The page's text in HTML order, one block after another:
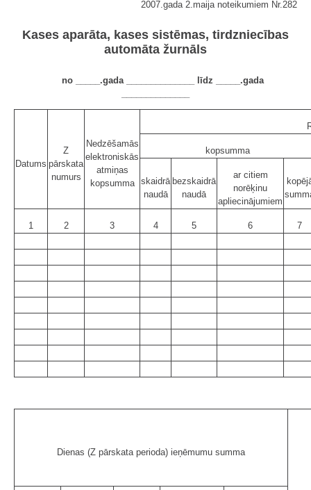
2007.gada 2.maija noteikumiem Nr.282
Kases aparāta, kases sistēmas, tirdzniecības
automāta žurnāls
no _____.gada ______________ līdz _____.gada
Datums
Z
pārskata
numurs
Nedzēšamās
elektroniskās
atmiņas
kopsumma
kopsumma
skaidrā
naudā
bezskaidrā
naudā
ar citiem
norēķinu
apliecinājumiem
1 2 3 4 5 6 7
Dienas (Z pārskata perioda) ieņēmumu summa